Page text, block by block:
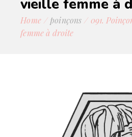
vieille femme à
Home poinçons
091.
femme à droite